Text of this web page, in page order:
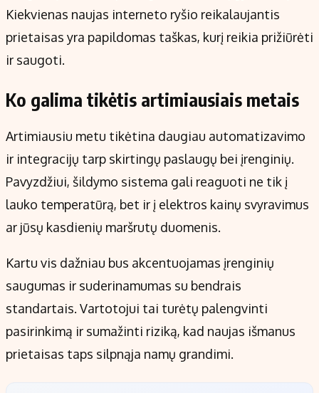
Kiekvienas naujas interneto ryšio reikalaujantis
prietaisas yra papildomas taškas, kurį reikia prižiūrėti
ir saugoti.
Ko galima tikėtis artimiausiais metais
Artimiausiu metu tikėtina daugiau automatizavimo
ir integracijų tarp skirtingų paslaugų bei įrenginių.
Pavyzdžiui, šildymo sistema gali reaguoti ne tik į
lauko temperatūrą, bet ir į elektros kainų svyravimus
ar jūsų kasdienių maršrutų duomenis.
Kartu vis dažniau bus akcentuojamas įrenginių
saugumas ir suderinamumas su bendrais
standartais. Vartotojui tai turėtų palengvinti
pasirinkimą ir sumažinti riziką, kad naujas išmanus
prietaisas taps silpnąja namų grandimi.